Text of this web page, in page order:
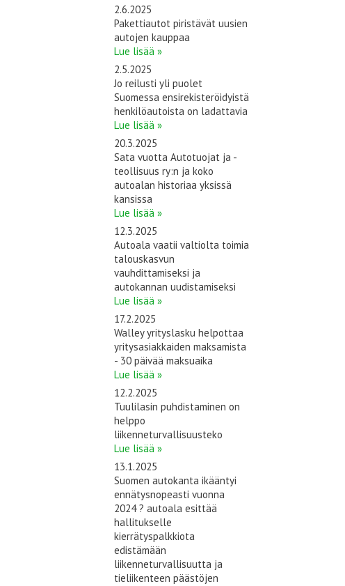
2.6.2025
Pakettiautot piristävät uusien
autojen kauppaa
Lue lisää »
2.5.2025
Jo reilusti yli puolet
Suomessa ensirekisteröidyistä
henkilöautoista on ladattavia
Lue lisää »
20.3.2025
Sata vuotta Autotuojat ja -
teollisuus ry:n ja koko
autoalan historiaa yksissä
kansissa
Lue lisää »
12.3.2025
Autoala vaatii valtiolta toimia
talouskasvun
vauhdittamiseksi ja
autokannan uudistamiseksi
Lue lisää »
17.2.2025
Walley yrityslasku helpottaa
yritysasiakkaiden maksamista
- 30 päivää maksuaika
Lue lisää »
12.2.2025
Tuulilasin puhdistaminen on
helppo
liikenneturvallisuusteko
Lue lisää »
13.1.2025
Suomen autokanta ikääntyi
ennätysnopeasti vuonna
2024 ? autoala esittää
hallitukselle
kierrätyspalkkiota
edistämään
liikenneturvallisuutta ja
tieliikenteen päästöjen